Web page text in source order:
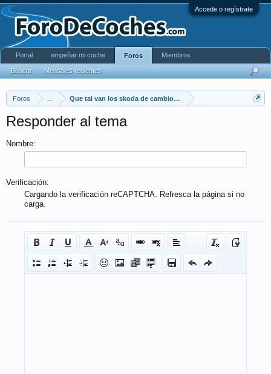
Accede o regístrate
Foros Que tal van los skoda de cambio automatico?
Responder al tema
Nombre:
Verificación:
Cargando la verificación reCAPTCHA. Refresca la página si no
carga.
Portal empeñar mi coche Foros
Buscar Mensajes recientes
Miembros